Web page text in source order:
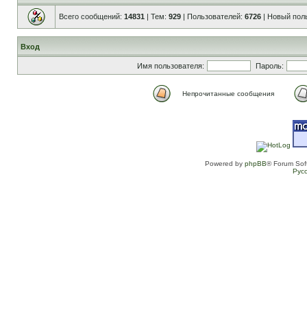
Всего сообщений: 14831 | Тем: 929 | Пользователей: 6726 | Новый
Вход
Имя пользователя: Пароль:
Непрочитанные сообщения
Powered by phpBB® Forum